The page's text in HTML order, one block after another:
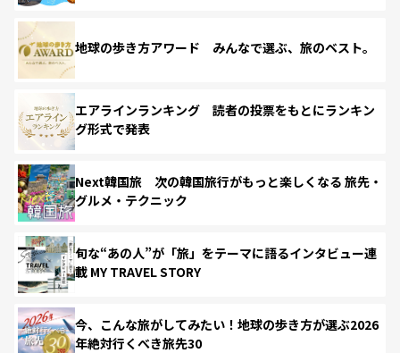
地球の歩き方アワード みんなで選ぶ、旅のベスト。
エアラインランキング 読者の投票をもとにランキン
グ形式で発表
Next韓国旅 次の韓国旅行がもっと楽しくなる 旅先・
グルメ・テクニック
旬な“あの人”が「旅」をテーマに語るインタビュー連
載 MY TRAVEL STORY
今、こんな旅がしてみたい！地球の歩き方が選ぶ2026
年絶対行くべき旅先30